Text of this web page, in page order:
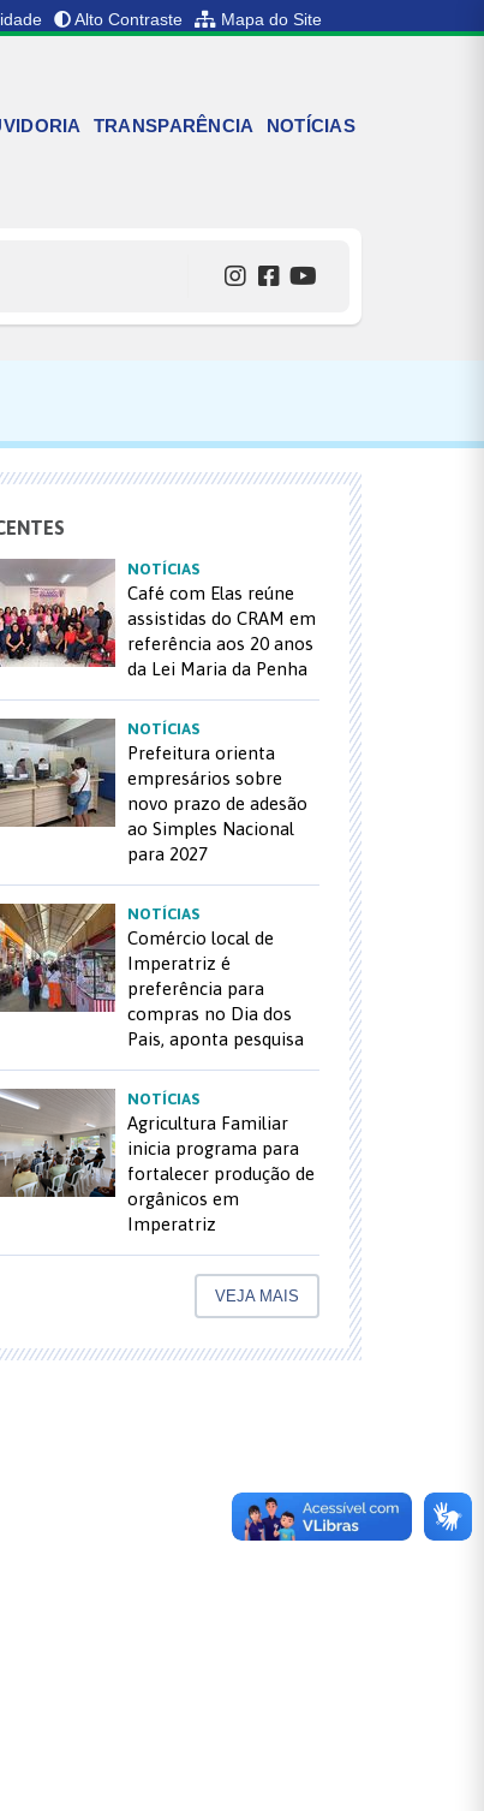
Alto Contraste Mapa do Site
TRANSPARÊNCIA NOTÍCIAS
NOTÍCIAS
Café com Elas reúne
assistidas do CRAM em
referência aos 20 anos
da Lei Maria da Penha
NOTÍCIAS
Prefeitura orienta
empresários sobre
novo prazo de adesão
ao Simples Nacional
para 2027
NOTÍCIAS
Comércio local de
Imperatriz é
preferência para
compras no Dia dos
Pais, aponta pesquisa
NOTÍCIAS
Agricultura Familiar
inicia programa para
fortalecer produção de
orgânicos em
Imperatriz
VEJA MAIS